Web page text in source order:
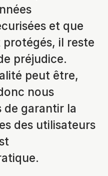
et que
il reste
préjudice.
peut être,
nous
de garantir la
des utilisateurs